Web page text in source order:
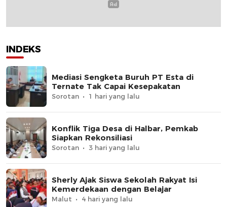
INDEKS
Mediasi Sengketa Buruh PT Esta di
Ternate Tak Capai Kesepakatan
Sorotan 1 hari yang lalu
Konflik Tiga Desa di Halbar, Pemkab
Siapkan Rekonsiliasi
Sorotan 3 hari yang lalu
Sherly Ajak Siswa Sekolah Rakyat Isi
Kemerdekaan dengan Belajar
Malut 4 hari yang lalu